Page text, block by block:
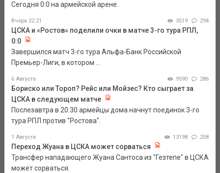
Сегодня 0:0 на армейской арене.
Вчера 22:21 3519 294
ЦСКА и «Ростов» поделили очки в матче 3-го тура РПЛ,
0:0
Завершился матч 3-го тура Альфа-Банк Российской
Премьер-Лиги, в котором ...
6 Августа 9590 286
Бориско или Тороп? Рейс или Мойзес? Кто сыграет за
ЦСКА в следующем матче
Послезавтра в 20.30 армейцы дома начнут поединок 3-го
тура РПЛ против "Ростова".
1 Августа 13198 258
Переход Жуана в ЦСКА может сорваться
Трансфер нападающего Жуана Сантоса из "Гезтепе" в ЦСКА
может сорваться.